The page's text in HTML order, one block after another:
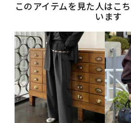
このアイテムを見た人はこ
います